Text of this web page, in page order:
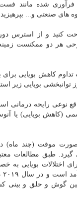
شده مانند فست
صنعتی و...
کنید و از استرس
هر دو ممکنست
کاهش بویایی برای
توانبخشی بویایی زیر
نوعی رایحه
(کاهش بویایی) یا
موقت (چند
طبق مطالعات
اختلالات بویایی به
گوش و حلق و بینی